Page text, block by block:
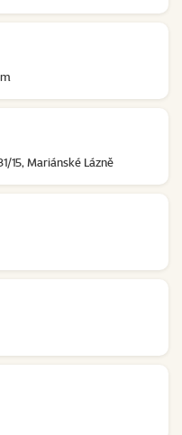
15, Mariánské Lázně